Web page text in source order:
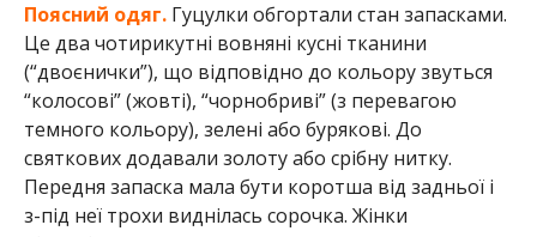
Поясний одяг.Гуцулки обгортали стан запасками.
Це два чотирикутні вовняні кусні тканини
(“двоєнички”), що відповідно до кольору звуться
“колосові” (жовті), “чорнобриві” (з перевагою
темного кольору), зелені або бурякові. До
святкових додавали золоту або срібну нитку.
Передня запаска мала бути коротша від задньої і
з-під неї трохи виднілась сорочка. Жінки